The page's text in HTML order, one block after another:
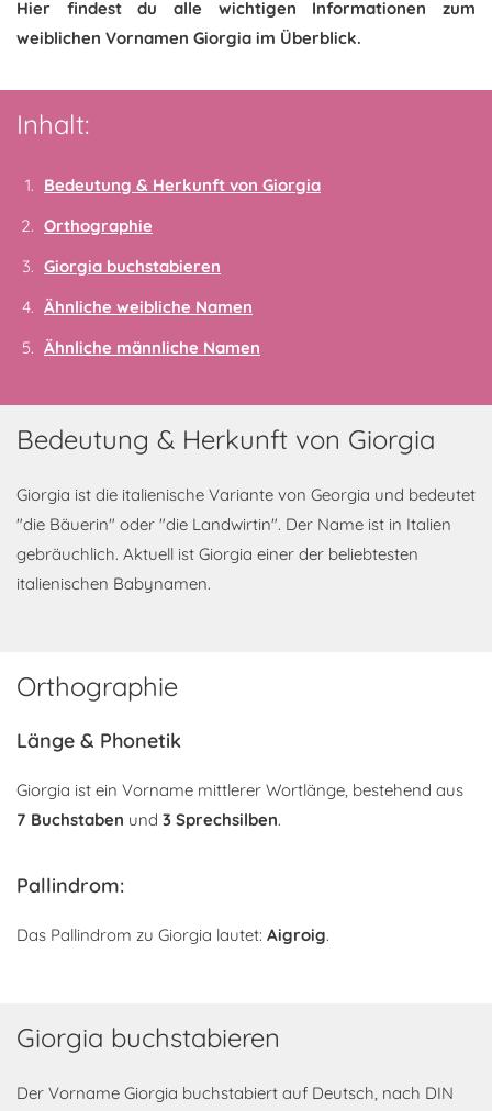
Hier findest du alle wichtigen Informationen zum
weiblichen Vornamen Giorgia im Überblick.
Inhalt:
Bedeutung & Herkunft von Giorgia
Orthographie
Giorgia buchstabieren
Ähnliche weibliche Namen
Ähnliche männliche Namen
Bedeutung & Herkunft von Giorgia
Giorgia ist die italienische Variante von Georgia und bedeutet
"die Bäuerin" oder "die Landwirtin". Der Name ist in Italien
gebräuchlich. Aktuell ist Giorgia einer der beliebtesten
italienischen Babynamen.
Orthographie
Länge & Phonetik
Giorgia ist ein Vorname mittlerer Wortlänge, bestehend aus
7 Buchstaben und 3 Sprechsilben.
Pallindrom:
Das Pallindrom zu Giorgia lautet: Aigroig.
Giorgia buchstabieren
Der Vorname Giorgia buchstabiert auf Deutsch, nach DIN